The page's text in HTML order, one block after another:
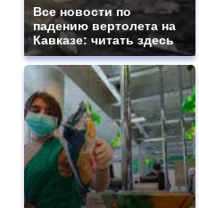
Все новости по
падению вертолета на
Кавказе: читать здесь